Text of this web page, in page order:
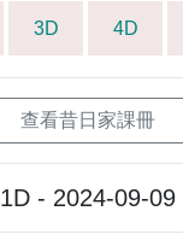
3D 4D
查看昔日家課冊
1D - 2024-09-09